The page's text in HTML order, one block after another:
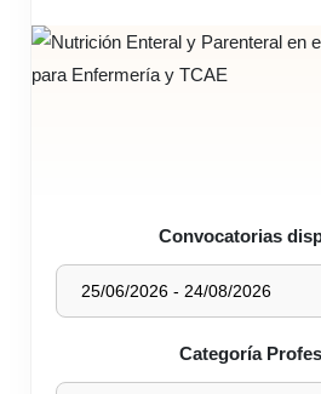
Convocatorias
Categoría